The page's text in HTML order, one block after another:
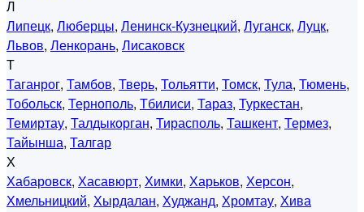
Л
Липецк, Люберцы, Ленинск-Кузнецкий, Луганск, Луцк,
Львов, Ленкорань, Лисаковск
Т
Таганрог, Тамбов, Тверь, Тольятти, Томск, Тула, Тюмень,
Тобольск, Тернополь, Тбилиси, Тараз, Туркестан,
Темиртау, Талдыкорган, Тирасполь, Ташкент, Термез,
Тайынша, Талгар
Х
Хабаровск, Хасавюрт, Химки, Харьков, Херсон,
Хмельницкий, Хырдалан, Худжанд, Хромтау, Хива